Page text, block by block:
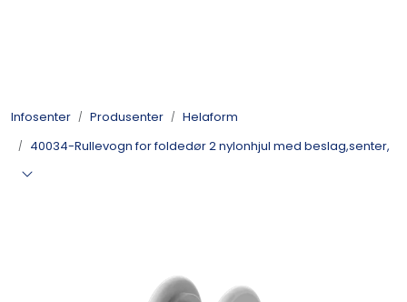
Infosenter Produsenter
Helaform
40034-Rullevogn for foldedør 2 nylonhjul med beslag,senter,